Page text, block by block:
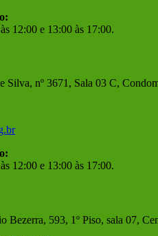
12:00 e 13:00 às 17:00.
Silva, nº 3671, Sala 03 C,
12:00 e 13:00 às 17:00.
Bezerra, 593, 1º Piso, sala 07,